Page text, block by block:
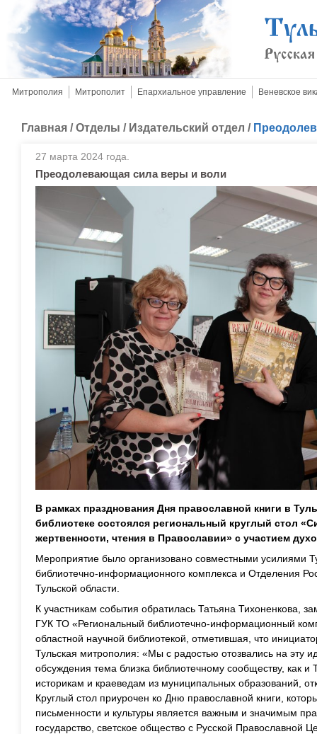
Митрополия Митрополит Епархиальное управление Веневское
Главная /Отделы / Издательский отдел /
27 марта 2024 года.
Преодолевающая сила веры и воли
В рамках празднования Дня православной книги в
библиотеке состоялся региональный круглый стол
жертвенности, чтения в Православии» с участием
Мероприятие было организовано совместными усилиями
библиотечно-информационного комплекса и Отделения
Тульской области.
К участникам события обратилась Татьяна Тихоненкова,
ГУК ТО «Региональный библиотечно-информационный
областной научной библиотекой, отметившая, что
Тульская митрополия: «Мы с радостью отозвались на эту
обсуждения тема близка библиотечному сообществу, как
историкам и краеведам из муниципальных образований,
Круглый стол приурочен ко Дню православной книги,
письменности и культуры является важным и значимым
государство, светское общество с Русской Православной